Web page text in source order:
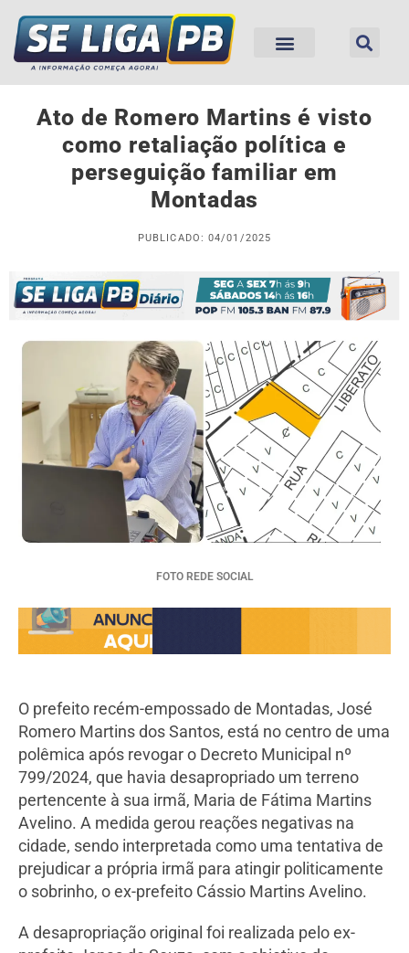
Ato de Romero Martins é visto
como retaliação política e
perseguição familiar em
Montadas
PUBLICADO: 04/01/2025
FOTO REDE SOCIAL
O prefeito recém-empossado de Montadas, José
Romero Martins dos Santos, está no centro de uma
polêmica após revogar o Decreto Municipal nº
799/2024, que havia desapropriado um terreno
pertencente à sua irmã, Maria de Fátima Martins
Avelino. A medida gerou reações negativas na
cidade, sendo interpretada como uma tentativa de
prejudicar a própria irmã para atingir politicamente
o sobrinho, o ex-prefeito Cássio Martins Avelino.
A desapropriação original foi realizada pelo ex-